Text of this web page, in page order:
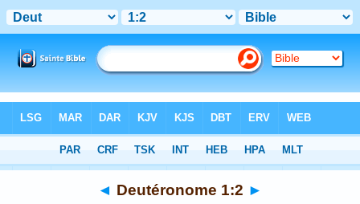
>Chapitre 1 > Verset 2
◄ Deutéronome 1:2 ►